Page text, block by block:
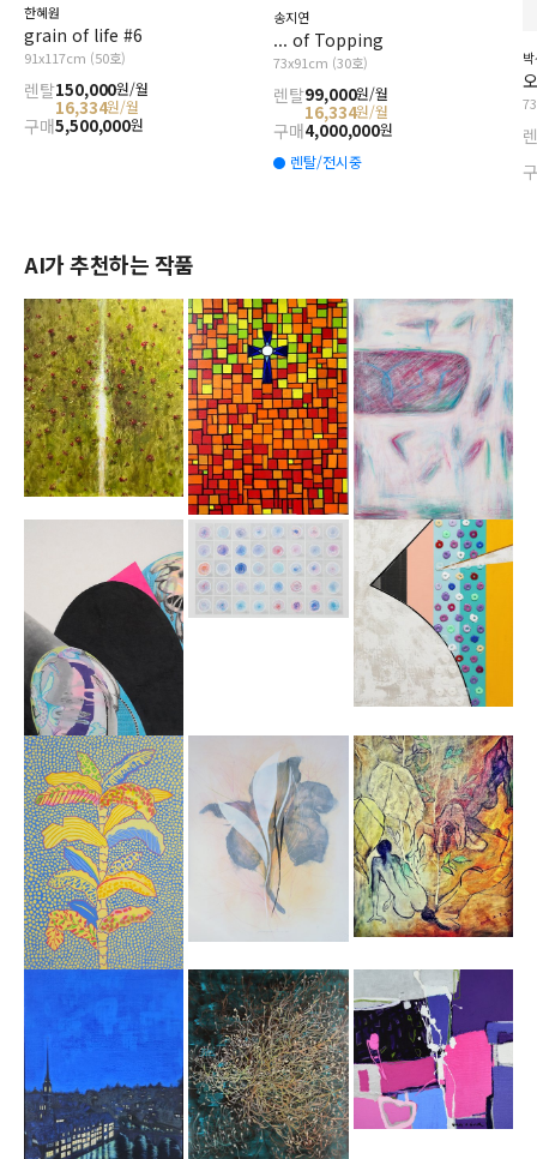
한혜원
grain of life #6
91x117cm (50호)
렌탈150,000원/월
16,334원/월
구매5,500,000원
송지연
... of Topping
73x91cm (30호)
렌탈99,000원/월
16,334원/월
구매4,000,000원
렌탈/전시중
AI가 추천하는 작품